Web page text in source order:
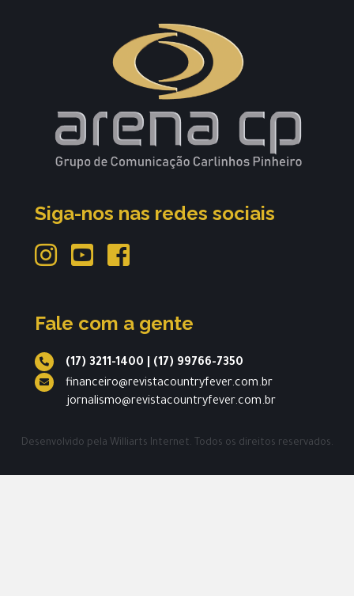
Siga-nos nas redes sociais
Fale com a gente
(17) 3211-1400
(17) 99766-7350
financeiro@revistacountryfever.com.br
jornalismo@revistacountryfever.com.br
Desenvolvido pela Williarts Internet. Todos os direitos reservados.